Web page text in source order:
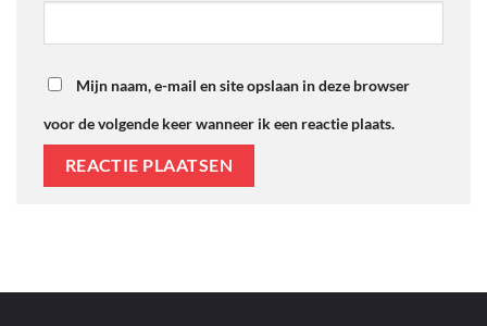
Mijn naam, e-mail en site opslaan in deze browser
voor de volgende keer wanneer ik een reactie plaats.